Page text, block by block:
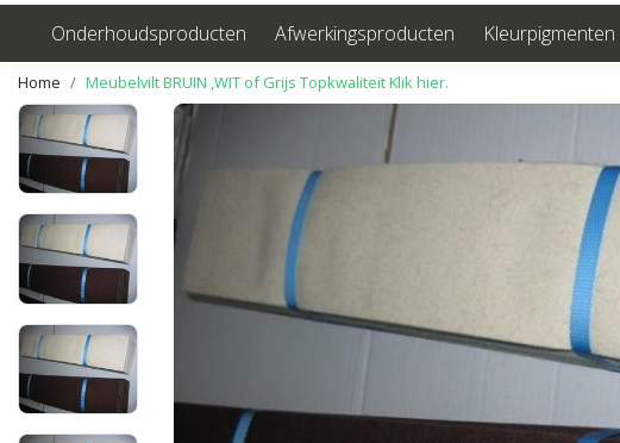
Onderhoudsproducten Afwerkingsproducten Kleurpigmenten
Home Meubelvilt BRUIN ,WIT of Grijs Topkwaliteit Klik hier.